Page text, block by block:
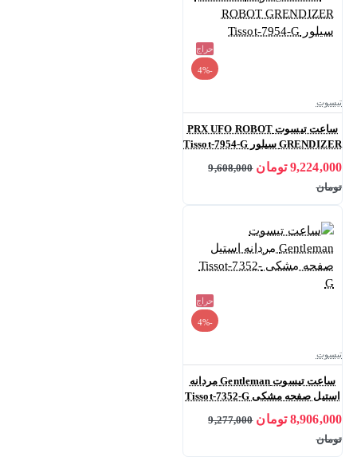
حراج
-4%
تیسوت
ساعت تیسوت PRX UFO ROBOT
GRENDIZER سیلور Tissot-7954-G
9,224,000 تومان
9,608,000
تومان
حراج
-4%
تیسوت
ساعت تیسوت Gentleman مردانه
استیل صفحه مشکی Tissot-7352-G
8,906,000 تومان
9,277,000
تومان